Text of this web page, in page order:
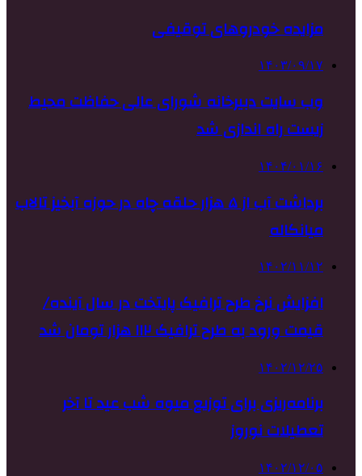
مزایده خودروهای توقیفی
۱۴۰۳/۰۹/۱۷
وب سایت دبیرخانه شورای عالی حفاظت محیط‌
زیست راه اندازی شد
۱۴۰۴/۰۱/۱۶
برداشت آب از ۵ هزار حلقه چاه در حوزه آبخیز تالاب
میانکاله
۱۴۰۲/۱۱/۱۲
افزایش نرخ طرح ترافیک پایتخت در سال آینده/
قیمت ورود به طرح ترافیک ۱۱۲ هزار تومان شد
۱۴۰۲/۱۲/۲۵
برنامه‌ریزی برای توزیع میوه شب عید تا آخر
تعطیلات نوروز
۱۴۰۲/۱۲/۰۵